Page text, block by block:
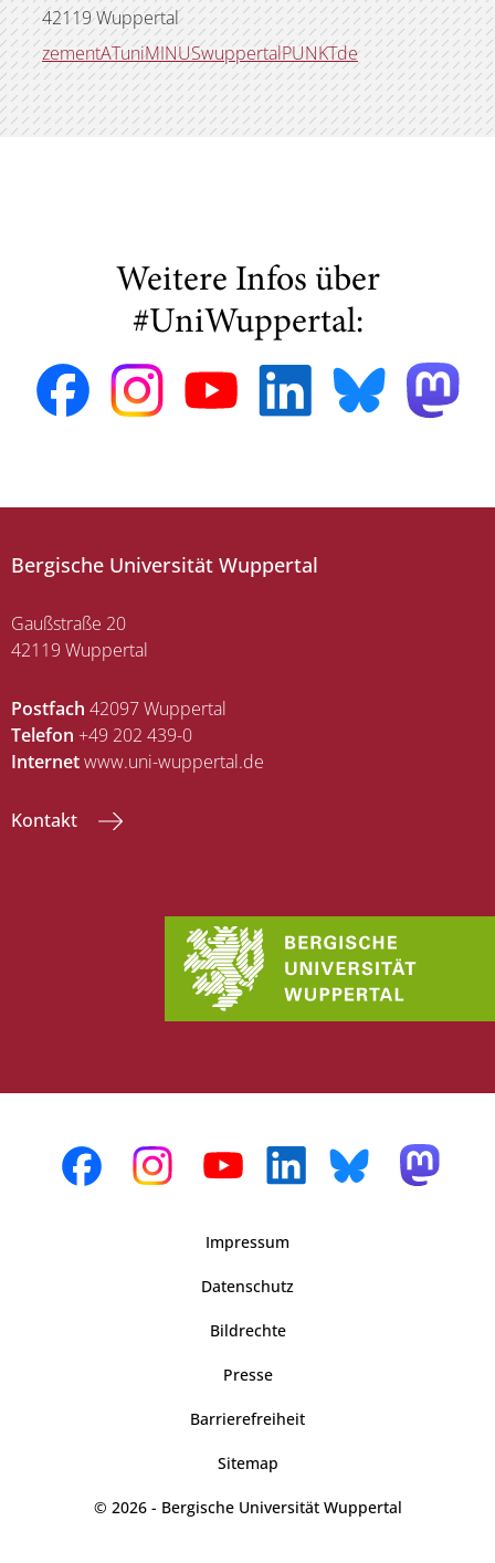
42119 Wuppertal
zementATuniMINUSwuppertalPUNKTde
Weitere Infos über
#UniWuppertal:
Bergische Universität Wuppertal
Gaußstraße 20
42119 Wuppertal
Postfach 42097 Wuppertal
Telefon +49 202 439-0
Internetwww.uni-wuppertal.de
Kontakt
Impressum
Datenschutz
Bildrechte
Presse
Barrierefreiheit
Sitemap
© 2026 - Bergische Universität Wuppertal